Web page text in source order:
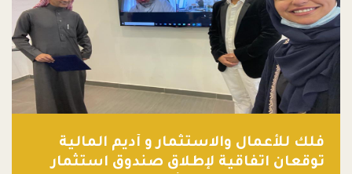
فلك للأعمال والاستثمار و أديم المالية
توقعان اتفاقية لإطلاق صندوق استثمار